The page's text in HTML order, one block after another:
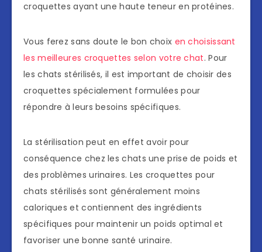
croquettes ayant une haute teneur en protéines.
Vous ferez sans doute le bon choix en choisissant
les meilleures croquettes selon votre chat. Pour
les chats stérilisés, il est important de choisir des
croquettes spécialement formulées pour
répondre à leurs besoins spécifiques.
La stérilisation peut en effet avoir pour
conséquence chez les chats une prise de poids et
des problèmes urinaires. Les croquettes pour
chats stérilisés sont généralement moins
caloriques et contiennent des ingrédients
spécifiques pour maintenir un poids optimal et
favoriser une bonne santé urinaire.